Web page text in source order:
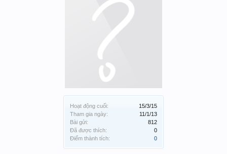
Hoạt động cuối:
15/3/15
Tham gia ngày:
11/1/13
Bài gửi:
812
Đã được thích:
0
Điểm thành tích:
0